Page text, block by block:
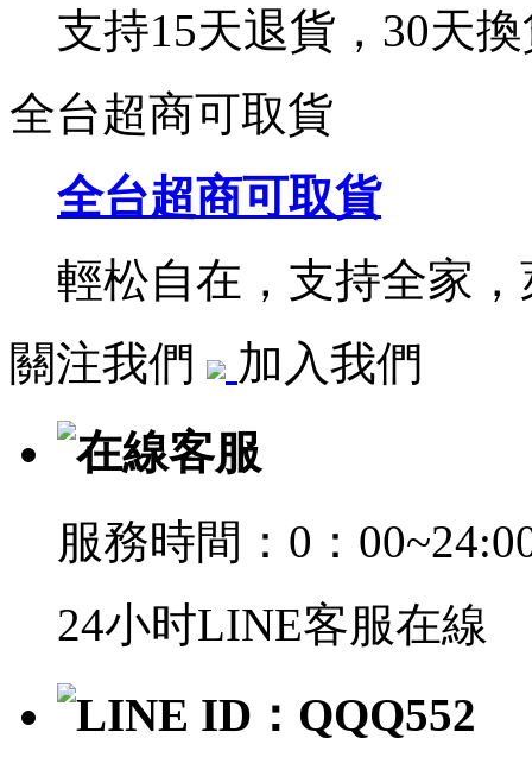
支持15天退貨，30天
全台超商可取貨
全台超商可取貨
輕松自在，支持全家
關注我們
加入我們
在線客服
服務時間：0：
24小时LINE客服在線
LINE ID：QQQ552